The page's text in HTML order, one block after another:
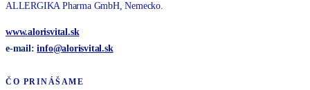
ALLERGIKA Pharma GmbH, Nemecko.
www.alorisvital.sk
e-mail:info@alorisvital.sk
ČO PRINÁŠAME